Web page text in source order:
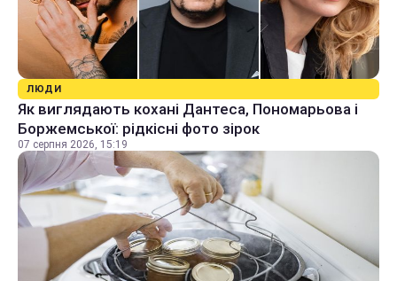
ЛЮДИ
Як виглядають кохані Дантеса, Пономарьова і
Боржемської: рідкісні фото зірок
07 серпня 2026, 15:19